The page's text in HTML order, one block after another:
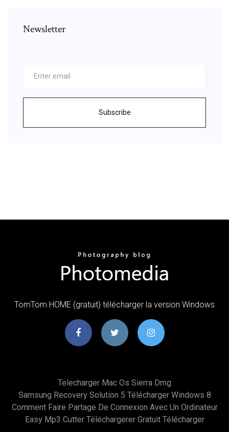
Newsletter
Subscribe
TomTom HOME (gratuit) télécharger la version Windows
Telecharger Mac Os Sierra Dmg
Samsung Recovery Solution 5 Télécharger Windows 8
Comment Faire Partage De Connexion Avec Un Ordinateur
Easy Mp3 Cutter Téléchargerer Gratuit Télécharger